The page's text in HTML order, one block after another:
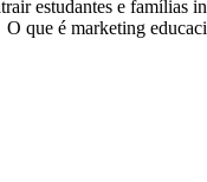
estudantes e famílias
O que é marketing